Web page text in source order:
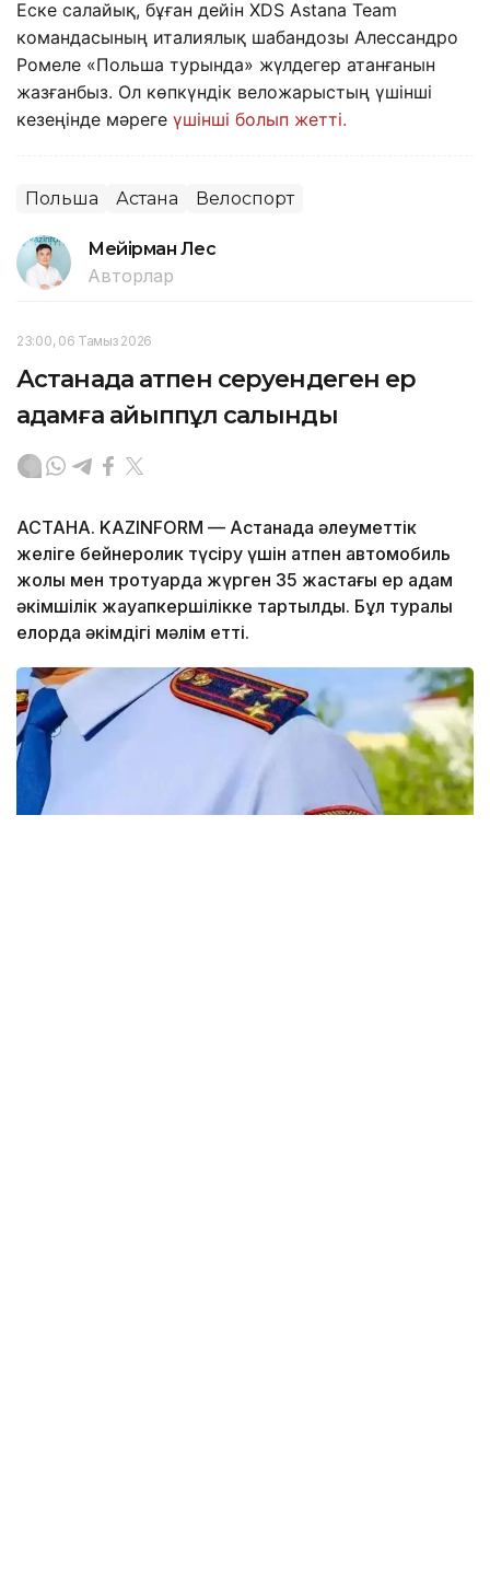
Еске салайық, бұған дейін XDS Astana Team
командасының италиялық шабандозы Алессандро
Ромеле «Польша турында» жүлдегер атанғанын
жазғанбыз. Ол көпкүндік веложарыстың үшінші
кезеңінде мәреге үшінші болып жетті.
Польша Астана Велоспорт
Мейірман Лес
Авторлар
23:00, 06 Тамыз 2026
Астанада атпен серуендеген ер
адамға айыппұл салынды
АСТАНА. KAZINFORM — Астанада әлеуметтік
желіге бейнеролик түсіру үшін атпен автомобиль
жолы мен тротуарда жүрген 35 жастағы ер адам
әкімшілік жауапкершілікке тартылды. Бұл туралы
елорда әкімдігі мәлім етті.